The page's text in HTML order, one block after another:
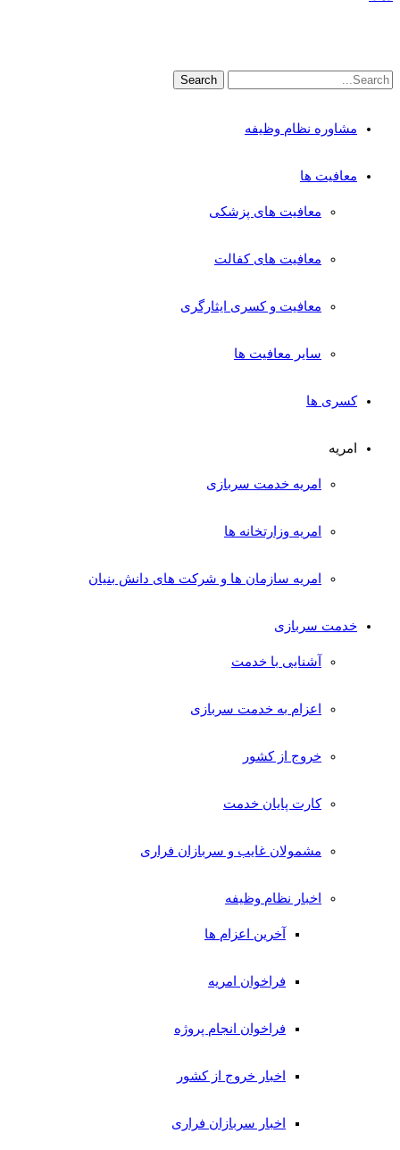
مشاوره نظام وظیفه
معافیت ها
معافیت های پزشکی
معافیت های کفالت
معافیت و کسری ایثارگری
سایر معافیت ها
کسری ها
امریه
امریه خدمت سربازی
امریه وزارتخانه ها
امریه سازمان ها و شرکت های دانش بنیان
خدمت سربازی
آشنایی با خدمت
اعزام به خدمت سربازی
خروج از کشور
کارت پایان خدمت
مشمولان غایب و سربازان فراری
اخبار نظام وظیفه
آخرین اعزام ها
فراخوان امریه
فراخوان انجام پروژه
اخبار خروج از کشور
اخبار سربازان فراری